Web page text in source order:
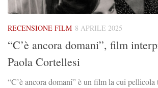
RECENSIONE FILM 8 APRILE 2025
“C’è ancora domani”, film
Paola Cortellesi
“C’è ancora domani” è un film la cui pellicola